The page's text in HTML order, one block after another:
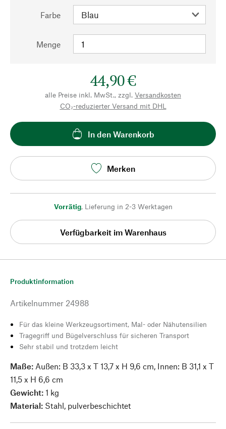
Farbe
Menge
44,90 €
alle Preise inkl. MwSt., zzgl. Versandkosten
CO₂-reduzierter Versand mit DHL
In den Warenkorb
Merken
Vorrätig, Lieferung in 2-3 Werktagen
Verfügbarkeit im Warenhaus
Produktinformation
Artikelnummer 24988
Für das kleine Werkzeugsortiment, Mal- oder Nähutensilien
Tragegriff und Bügelverschluss für sicheren Transport
Sehr stabil und trotzdem leicht
Maße: Außen: B 33,3 x T 13,7 x H 9,6 cm, Innen: B 31,1 x T
11,5 x H 6,6 cm
Gewicht: 1 kg
Material: Stahl, pulverbeschichtet